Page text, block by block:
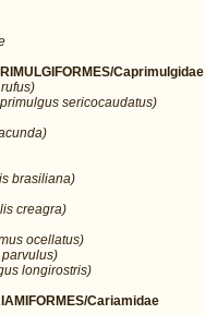
Caprimulgidae
sericocaudatus)
brasiliana)
creagra)
ocellatus)
longirostris)
Cariamidae